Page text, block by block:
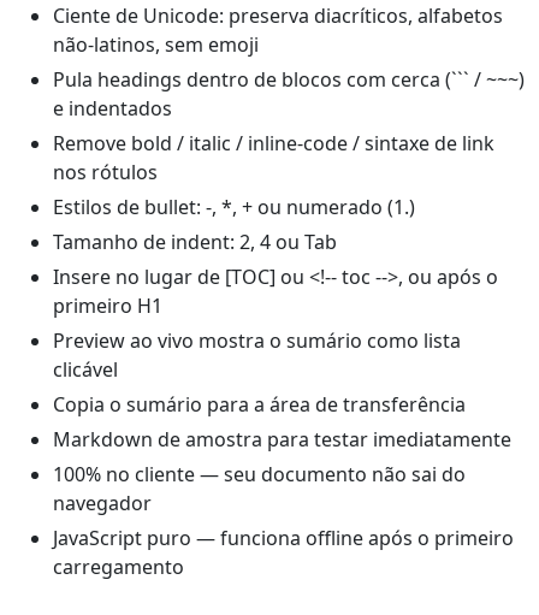
Ciente de Unicode: preserva diacríticos, alfabetos
não-latinos, sem emoji
Pula headings dentro de blocos com cerca (``` / ~~~)
e indentados
Remove bold / italic / inline-code / sintaxe de link
nos rótulos
Estilos de bullet: -, *, + ou numerado (1.)
Tamanho de indent: 2, 4 ou Tab
Insere no lugar de [TOC] ou <!-- toc -->, ou após o
primeiro H1
Preview ao vivo mostra o sumário como lista
clicável
Copia o sumário para a área de transferência
Markdown de amostra para testar imediatamente
100% no cliente — seu documento não sai do
navegador
JavaScript puro — funciona offline após o primeiro
carregamento